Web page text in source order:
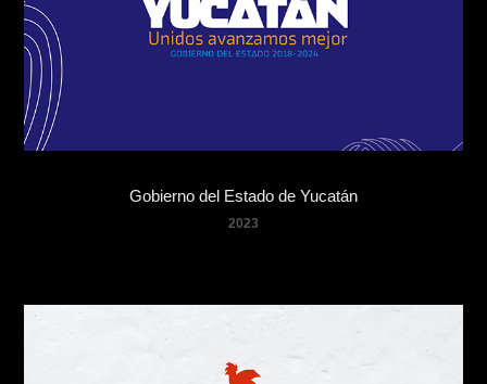
Gobierno del Estado de Yucatán
2023